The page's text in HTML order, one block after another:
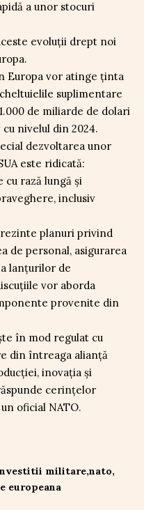
a unor stocuri
evoluții drept noi
Europa vor atinge ținta
suplimentare
de miliarde de dolari
nivelul din 2024.
dezvoltarea unor
este ridicată:
cu rază lungă și
inclusiv
planuri privind
de personal, asigurarea
lanțurilor de
vor aborda
provenite din
în mod regulat cu
din întreaga alianță
inovația și
cerințelor
oficial NATO.
militare nato
europeana